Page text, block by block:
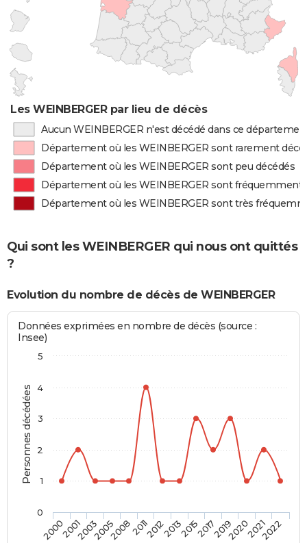
Les WEINBERGER par lieu de décès
Aucun WEINBERGER n'est décédé dans ce
Département où les WEINBERGER sont rarement
Département où les WEINBERGER sont peu décédés
Département où les WEINBERGER sont fréquemment
Département où les WEINBERGER sont très
Qui sont les WEINBERGER qui nous ont quittés
?
Evolution du nombre de décès de WEINBERGER
Personnes décédées
Données exprimées en nombre de décès (source :
Insee)
20002001200320052008201120122013201520172019202020212022
0
1
2
3
4
5